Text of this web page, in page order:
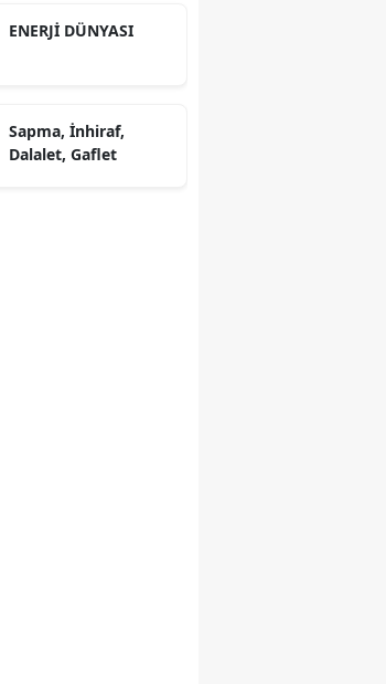
ENERJİ DÜNYASI
Sapma, İnhiraf,
Dalalet, Gaflet